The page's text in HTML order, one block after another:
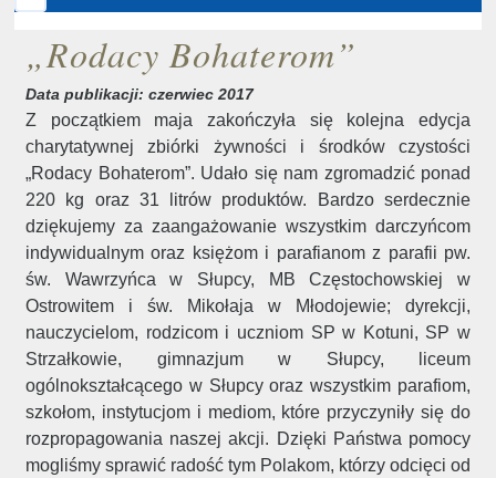
„Rodacy Bohaterom”
Data publikacji: czerwiec 2017
Z początkiem maja zakończyła się kolejna edycja
charytatywnej zbiórki żywności i środków czystości
„Rodacy Bohaterom”. Udało się nam zgromadzić ponad
220 kg oraz 31 litrów produktów.
Bardzo serdecznie
dziękujemy za zaangażowanie wszystkim darczyńcom
indywidualnym oraz księżom i parafianom z parafii pw.
św. Wawrzyńca w Słupcy, MB Częstochowskiej w
Ostrowitem i św. Mikołaja w Młodojewie; dyrekcji,
nauczycielom, rodzicom i uczniom SP w Kotuni, SP w
Strzałkowie, gimnazjum w Słupcy, liceum
ogólnokształcącego w Słupcy oraz wszystkim parafiom,
szkołom, instytucjom i mediom, które przyczyniły się do
rozpropagowania naszej akcji. Dzięki Państwa pomocy
mogliśmy sprawić radość tym Polakom, którzy odcięci od